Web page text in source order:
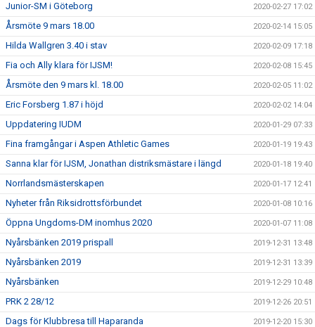
Junior-SM i Göteborg 2020-02-27 17:02
Årsmöte 9 mars 18.00 2020-02-14 15:05
Hilda Wallgren 3.40 i stav 2020-02-09 17:18
Fia och Ally klara för IJSM! 2020-02-08 15:45
Årsmöte den 9 mars kl. 18.00 2020-02-05 11:02
Eric Forsberg 1.87 i höjd 2020-02-02 14:04
Uppdatering IUDM 2020-01-29 07:33
Fina framgångar i Aspen Athletic Games 2020-01-19 19:43
Sanna klar för IJSM, Jonathan distriksmästare i längd 2020-01-18 19:40
Norrlandsmästerskapen 2020-01-17 12:41
Nyheter från Riksidrottsförbundet 2020-01-08 10:16
Öppna Ungdoms-DM inomhus 2020 2020-01-07 11:08
Nyårsbänken 2019 prispall 2019-12-31 13:48
Nyårsbänken 2019 2019-12-31 13:39
Nyårsbänken 2019-12-29 10:48
PRK 2 28/12 2019-12-26 20:51
Dags för Klubbresa till Haparanda 2019-12-20 15:30